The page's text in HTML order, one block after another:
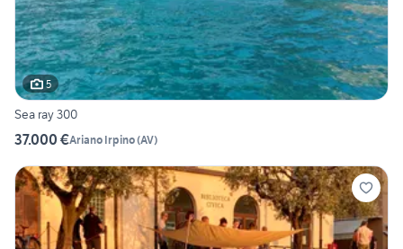
5
Sea ray 300
37.000 €Ariano Irpino(AV)